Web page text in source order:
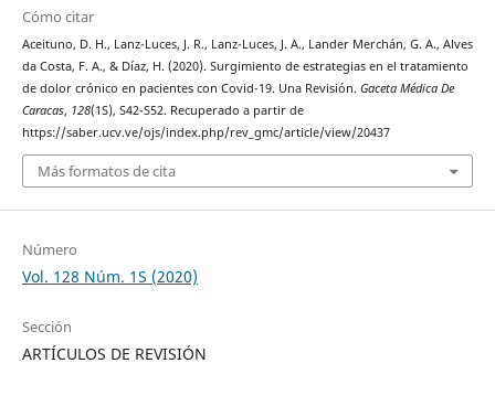
Cómo citar
Aceituno, D. H., Lanz-Luces, J. R., Lanz-Luces, J. A., Lander Merchán, G. A., Alves
da Costa, F. A., & Díaz, H. (2020). Surgimiento de estrategias en el tratamiento
de dolor crónico en pacientes con Covid-19. Una Revisión. Gaceta Médica De
Caracas, 128(1S), S42-S52. Recuperado a partir de
https://saber.ucv.ve/ojs/index.php/rev_gmc/article/view/20437
Más formatos de cita
Número
Vol. 128 Núm. 1S (2020)
Sección
ARTÍCULOS DE REVISIÓN